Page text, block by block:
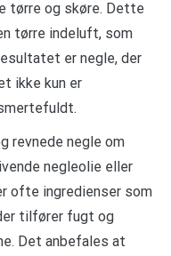
tørre og skøre. Dette
tørre indeluft, som
er negle, der
ikke kun er
revnede negle om
negleolie eller
ofte ingredienser som
tilfører fugt og
Det anbefales at